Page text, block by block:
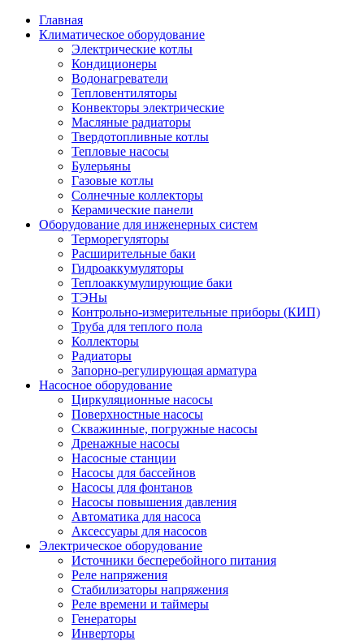
Главная
Климатическое оборудование
Электрические котлы
Кондиционеры
Водонагреватели
Тепловентиляторы
Конвекторы электрические
Масляные радиаторы
Твердотопливные котлы
Тепловые насосы
Булерьяны
Газовые котлы
Солнечные коллекторы
Керамические панели
Оборудование для инженерных систем
Терморегуляторы
Расширительные баки
Гидроаккумуляторы
Теплоаккумулирующие баки
ТЭНы
Контрольно-измерительные приборы (КИП)
Труба для теплого пола
Коллекторы
Радиаторы
Запорно-регулирующая арматура
Насосное оборудование
Циркуляционные насосы
Поверхностные насосы
Скважинные, погружные насосы
Дренажные насосы
Насосные станции
Насосы для бассейнов
Насосы для фонтанов
Насосы повышения давления
Автоматика для насоса
Аксессуары для насосов
Электрическое оборудование
Источники бесперебойного питания
Реле напряжения
Стабилизаторы напряжения
Реле времени и таймеры
Генераторы
Инверторы